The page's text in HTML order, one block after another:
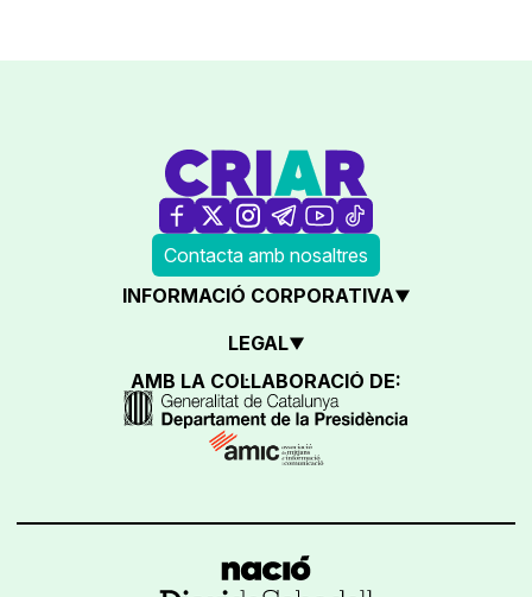
Contacta amb nosaltres
INFORMACIÓ CORPORATIVA
LEGAL
AMB LA COL·LABORACIÓ DE: